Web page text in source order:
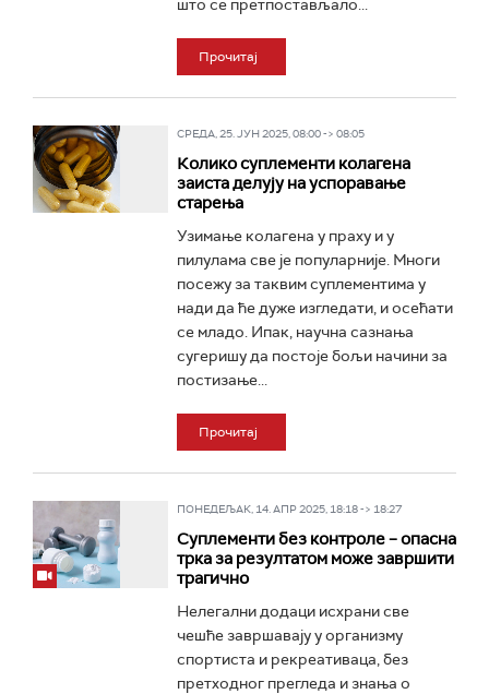
што се претпостављало...
Прочитај
СРЕДА, 25. ЈУН 2025, 08:00 -> 08:05
Колико суплементи колагена
заиста делују на успоравање
старења
Узимање колагена у праху и у
пилулама све је популарније. Многи
посежу за таквим суплементима у
нади да ће дуже изгледати, и осећати
се младо. Ипак, научна сазнања
сугеришу да постоје бољи начини за
постизање...
Прочитај
ПОНЕДЕЉАК, 14. АПР 2025, 18:18 -> 18:27
Суплементи без контроле – опасна
трка за резултатом може завршити
трагично
Нелегални додаци исхрани све
чешће завршавају у организму
спортиста и рекреативаца, без
претходног прегледа и знања о